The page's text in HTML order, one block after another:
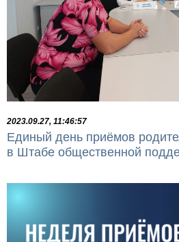
2023.09.27, 11:46:57
Единый день приёмов
в Штабе общественной